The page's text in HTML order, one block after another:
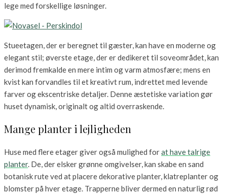
lege med forskellige løsninger.
Stueetagen, der er beregnet til gæster, kan have en moderne og
elegant stil; øverste etage, der er dedikeret til soveområdet, kan
derimod fremkalde en mere intim og varm atmosfære; mens en
kvist kan forvandles til et kreativt rum, indrettet med levende
farver og ekscentriske detaljer. Denne æstetiske variation gør
huset dynamisk, originalt og altid overraskende.
Mange planter i lejligheden
Huse med flere etager giver også mulighed forat have talrige
planter. De, der elsker grønne omgivelser, kan skabe en sand
botanisk rute ved at placere dekorative planter, klatreplanter og
blomster på hver etage. Trapperne bliver dermed en naturlig rød